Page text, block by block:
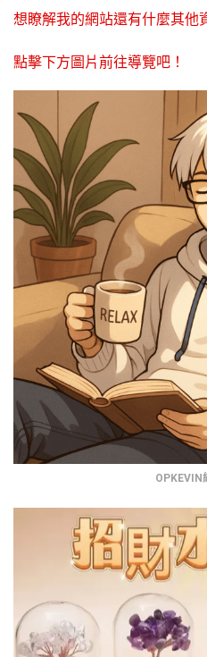
想瞭解我的網站還有什麼其他
點擊下方圖片前往導覽吧！
OPKEVIN